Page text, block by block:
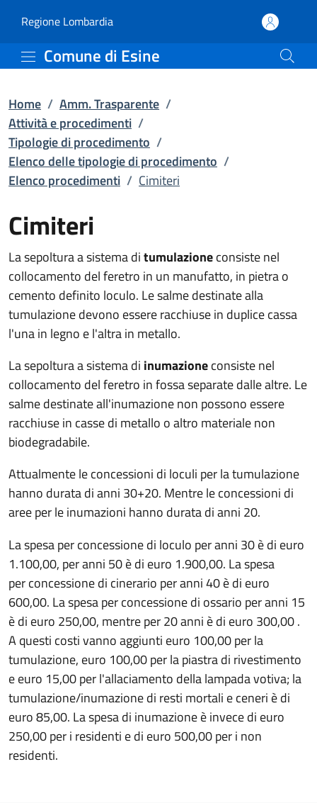
Cimiteri | Elenco
Regione Lombardia(apre in un'altra scheda).
Comune di Esine
Home / Amm. Trasparente /
Attività e procedimenti /
Tipologie di procedimento /
Elenco delle tipologie di procedimento /
Elenco procedimenti / Cimiteri
Cimiteri
La sepoltura a sistema ditumulazioneconsiste nel
collocamento del feretro in un manufatto, in pietra o
cemento definito loculo. Le salme destinate alla
tumulazione devono essere racchiuse in duplice cassa
l'una in legno e l'altra in metallo.
La sepoltura a sistema di inumazioneconsiste nel
collocamento del feretro in fossa separate dalle altre. Le
salme destinate all'inumazione non possono essere
racchiuse in casse di metallo o altro materiale non
biodegradabile.
Attualmente le concessioni di loculi per la tumulazione
hanno durata di anni 30+20. Mentre le concessioni di
aree per le inumazioni hanno durata di anni 20.
La spesa per concessione di loculo per anni 30 è di euro
1.100,00, per anni 50 è di euro 1.900,00. La spesa
per concessione di cinerario per anni 40 è di euro
600,00. La spesa per concessione di ossario per anni 15
è di euro 250,00, mentre per 20 anni è di euro 300,00 .
A questi costi vanno aggiunti euro 100,00 per la
tumulazione, euro 100,00 per la piastra di rivestimento
e euro 15,00 per l'allaciamento della lampada votiva; la
tumulazione/inumazione di resti mortali e ceneri è di
euro 85,00. La spesa di inumazione è invece di euro
250,00 per i residenti e di euro 500,00 per i non
residenti.